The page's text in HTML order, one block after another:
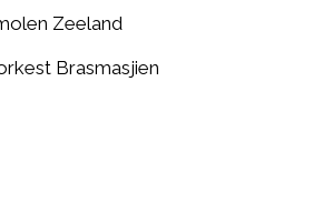
Zeeland
Brasmasjien